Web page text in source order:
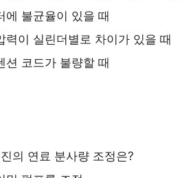
불균율이 있을 때
이 실린더별로 차이가 있을 때
코드가 불량할 때
의 연료 분사량 조정은?